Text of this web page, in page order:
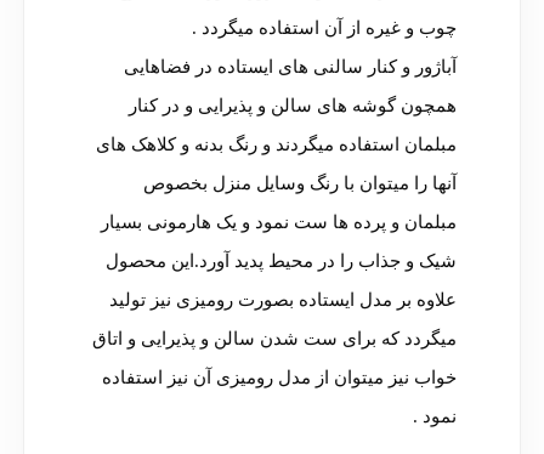
چوب و غیره از آن استفاده میگردد .
آباژور و کنار سالنی های ایستاده در فضاهایی
همچون گوشه های سالن و پذیرایی و در کنار
مبلمان استفاده میگردند و رنگ بدنه و کلاهک های
آنها را میتوان با رنگ وسایل منزل بخصوص
مبلمان و پرده ها ست نمود و یک هارمونی بسیار
شیک و جذاب را در محیط پدید آورد.این محصول
علاوه بر مدل ایستاده بصورت رومیزی نیز تولید
میگردد که برای ست شدن سالن و پذیرایی و اتاق
خواب نیز میتوان از مدل رومیزی آن نیز استفاده
نمود .